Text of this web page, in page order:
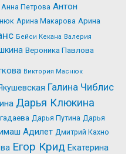
Анна Петрова Антон
Арина Макарова Арина
Бейси Кекана Валерия
Вероника Павлова
Виктория Маснюк
Галина Чиблис
Дарья Клюкина
Дарья Путина Дарья
Адилет Дмитрий Кахно
Егор Крид Екатерина